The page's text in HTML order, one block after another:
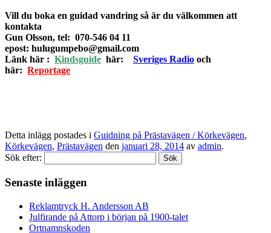
Vill du boka en guidad vandring så är du välkommen att
kontakta
Gun Olsson, tel: 070-546 04 11
epost: hulugumpebo@gmail.com
Länk här : Kindsguide här: Sveriges Radio och
här: Reportage
Detta inlägg postades i Guidning på Prästavägen / Körkevägen,
Körkevägen, Prästavägen den januari 28, 2014 av admin.
Sök efter:
Senaste inläggen
Reklamtryck H. Andersson AB
Julfirande på Attorp i början på 1900-talet
Ortnamnskoden